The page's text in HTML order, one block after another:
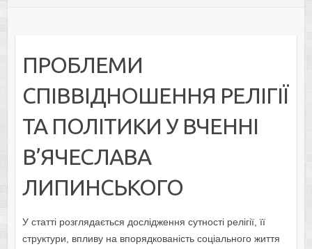
ПРОБЛЕМИ
СПІВВІДНОШЕННЯ РЕЛІГІЇ
ТА ПОЛІТИКИ У ВЧЕННІ
В’ЯЧЕСЛАВА
ЛИПИНСЬКОГО
У статті розглядається дослідження сутності релігії, її
структури, впливу на впорядкованість соціального життя